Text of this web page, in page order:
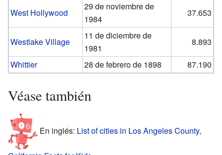
West Hollywood
29 de noviembre de
1984
37.653
Westlake Village
11 de diciembre de
1981
8.893
Whittier
28 de febrero de 1898 87.190
Véase también
En inglés: List of cities in Los Angeles County,